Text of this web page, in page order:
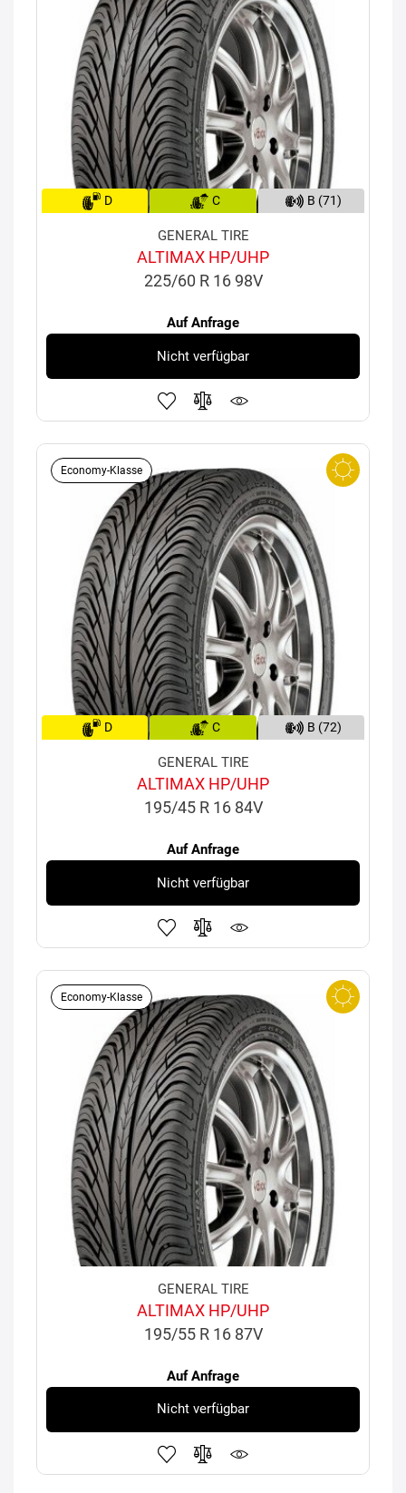
D C B (71)
GENERAL TIRE
ALTIMAX HP/UHP
225/60 R 16 98V
Auf Anfrage
Nicht verfügbar
Economy-Klasse
D C B (72)
GENERAL TIRE
ALTIMAX HP/UHP
195/45 R 16 84V
Auf Anfrage
Nicht verfügbar
Economy-Klasse
GENERAL TIRE
ALTIMAX HP/UHP
195/55 R 16 87V
Auf Anfrage
Nicht verfügbar